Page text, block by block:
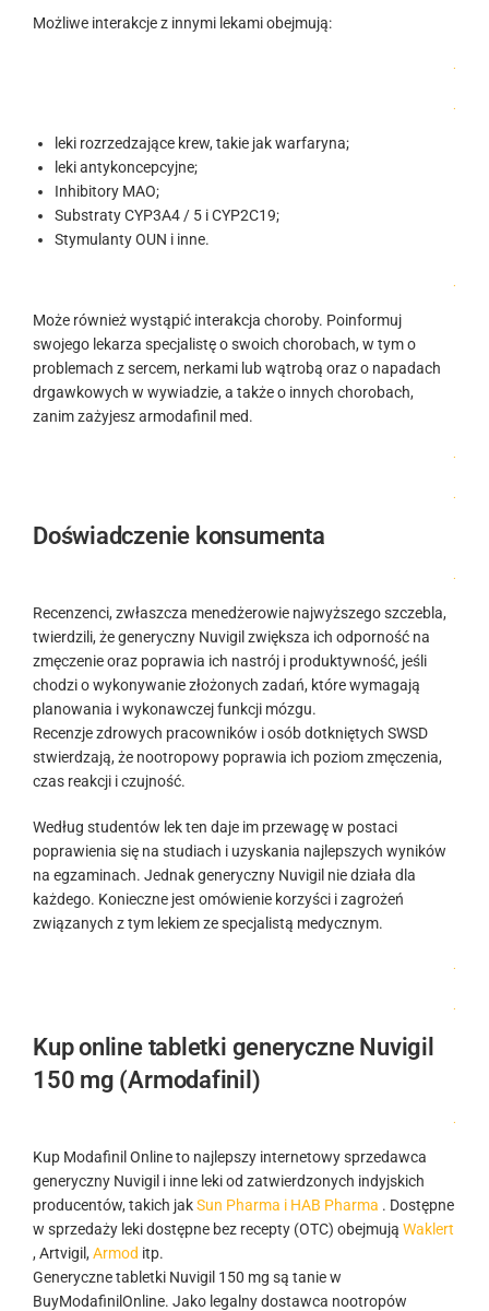
Możliwe interakcje z innymi lekami obejmują:
.
.
leki rozrzedzające krew, takie jak warfaryna;
leki antykoncepcyjne;
Inhibitory MAO;
Substraty CYP3A4 / 5 i CYP2C19;
Stymulanty OUN i inne.
.
Może również wystąpić interakcja choroby. Poinformuj
swojego lekarza specjalistę o swoich chorobach, w tym o
problemach z sercem, nerkami lub wątrobą oraz o napadach
drgawkowych w wywiadzie, a także o innych chorobach,
zanim zażyjesz armodafinil med.
.
.
Doświadczenie konsumenta
.
Recenzenci, zwłaszcza menedżerowie najwyższego szczebla,
twierdzili, że generyczny Nuvigil zwiększa ich odporność na
zmęczenie oraz poprawia ich nastrój i produktywność, jeśli
chodzi o wykonywanie złożonych zadań, które wymagają
planowania i wykonawczej funkcji mózgu.
Recenzje zdrowych pracowników i osób dotkniętych SWSD
stwierdzają, że nootropowy poprawia ich poziom zmęczenia,
czas reakcji i czujność.
Według studentów lek ten daje im przewagę w postaci
poprawienia się na studiach i uzyskania najlepszych wyników
na egzaminach. Jednak generyczny Nuvigil nie działa dla
każdego. Konieczne jest omówienie korzyści i zagrożeń
związanych z tym lekiem ze specjalistą medycznym.
.
.
Kup online tabletki generyczne Nuvigil
150 mg (Armodafinil)
.
Kup Modafinil Online to najlepszy internetowy sprzedawca
generyczny Nuvigil i inne leki od zatwierdzonych indyjskich
producentów, takich jakSun Pharma i HAB Pharma . Dostępne
w sprzedaży leki dostępne bez recepty (OTC) obejmują Waklert
, Artvigil, Armod itp.
Generyczne tabletki Nuvigil 150 mg są tanie w
BuyModafinilOnline. Jako legalny dostawca nootropów